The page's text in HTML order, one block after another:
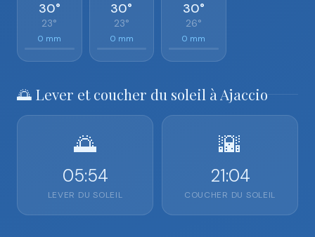
30°
23°
0 mm
30°
23°
0 mm
30°
26°
0 mm
🌅 Lever et coucher du soleil à Ajaccio
🌅
05:54
LEVER DU SOLEIL
🌇
21:04
COUCHER DU SOLEIL